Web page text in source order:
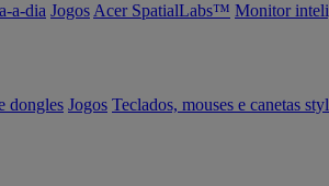
a-dia Jogos Acer SpatialLabs™ Monitor
dongles Jogos Teclados, mouses e canetas